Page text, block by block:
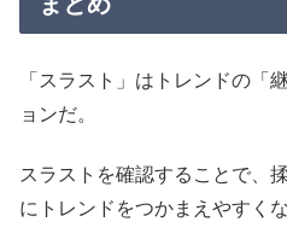
「スラスト」はトレンドの「
ョンだ。
スラストを確認することで、
にトレンドをつかまえやすく